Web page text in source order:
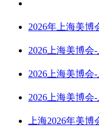
2026年上海美博
2026上海美博会
2026上海美博会
2026上海美博会
上海2026年美